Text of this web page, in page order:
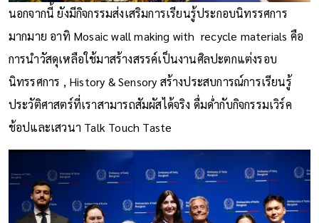
นอกจากนี้ ยังมีกิจกรรมส่งเสริมการเรียนรู้ประกอบนิทรรศการ
มากมาย อาทิ Mosaic wall making with recycle materials คือ
การนำวัสดุเหลือใช้มาสร้างสรรค์เป็นงานศิลปะตกแต่งรอบ
นิทรรศการ , History & Sensory สร้างประสบการณ์การเรียนรู้
ประวัติศาสตร์ที่เราสามารถสัมผัสได้จริง ดื่มด่ำกับกิจกรรมเวิร์ค
ช้อปและเสวนา Talk Touch Taste